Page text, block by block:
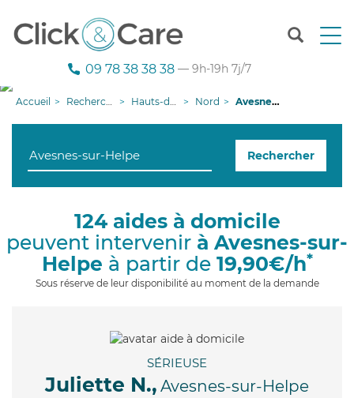
T
n
g
i
09 78 38 38 38 — 9h-19h 7j/7
Accueil Recherche aide à domicile Hauts-de-France Nord Avesnes-sur-Helpe
Rechercher
124 aides à domicile
peuvent intervenir à Avesnes-sur-
Helpe à partir de 19,90€/h*
Sous réserve de leur disponibilité au moment de la demande
SÉRIEUSE
Juliette N., Avesnes-sur-Helpe